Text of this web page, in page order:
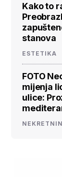
Kako to
stanova
ESTETIKA
FOTO
mijenja
ulice: